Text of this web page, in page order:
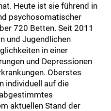
Heute ist sie führend in
psychosomatischer
720 Betten. Seit 2011
und Jugendlichen
in einer
und Depressionen
Oberstes
individuell auf die
aktuellen Stand der